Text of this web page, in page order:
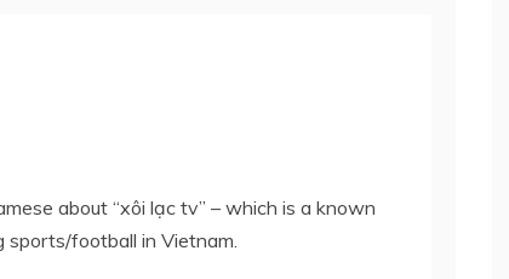
about “xôi lạc tv” – which is a known
sports/football in Vietnam.